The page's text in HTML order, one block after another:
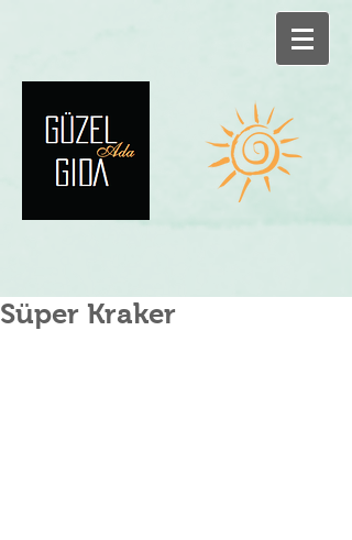
Süper Kraker